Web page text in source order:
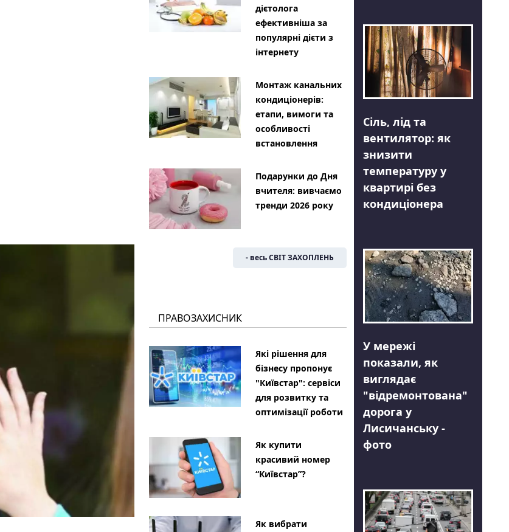
дієтолога
ефективніша за
популярні дієти з
інтернету
Монтаж канальних
кондиціонерів:
етапи, вимоги та
особливості
встановлення
Подарунки до Дня
вчителя: вивчаємо
тренди 2026 року
- весь СВІТ ЗАХОПЛЕНЬ
ПРАВОЗАХИСНИК
Які рішення для
бізнесу пропонує
"Київстар": сервіси
для розвитку та
оптимізації роботи
Як купити
красивий номер
“Київстар”?
Як вибрати
Сіль, лід та
вентилятор: як
знизити
температуру у
квартирі без
кондиціонера
У мережі
показали, як
виглядає
"відремонтована"
дорога у
Лисичанську -
фото